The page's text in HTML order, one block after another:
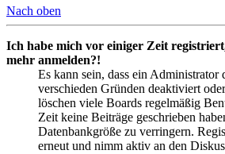
Nach oben
Ich habe mich vor einiger Zeit
mehr anmelden?!
Es kann sein, dass ein Administrator
verschieden Gründen deaktiviert
löschen viele Boards regelmäßig
Zeit keine Beiträge geschrieben
Datenbankgröße zu verringern.
erneut und nimm aktiv an den